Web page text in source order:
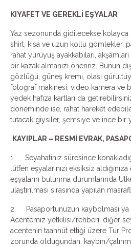
KIYAFET VE GEREKLİ EŞYALAR
Yaz sezonunda gidilecekse kolayca
shirt, kısa ve uzun kollu gömlekler,
rahat yürüyüş ayakkabıları,
bir kazak almanızı öneririz. Bunun
gözlüğü, güneş kremi, olası gürültüye
fotoğraf makinesi, video kamera ve
yedek hafıza kartları da
döneminde ise, rahat hareket
tutacak giysiler, şemsiye ve ince bir
KAYIPLAR – RESMİ EVRAK,
1. Seyahatiniz süresince
lütfen eşyalarınızı eksiksiz
eşyaların bulunma durumlarında
ulaştırılması sırasında yapılan
2. Pasaportunuzun kaybolması ya
Acentemiz yetkilisi/rehberi, diğer
acentenin taahhüt ettiği üzere Tur
zorunda olduğundan; kaybın/